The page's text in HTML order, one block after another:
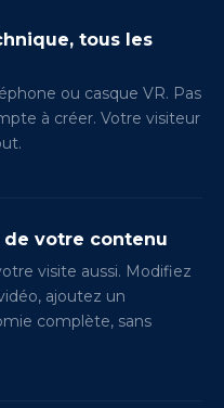
tous les
ou casque VR. Pas
à créer. Votre visiteur
votre contenu
visite aussi. Modifiez
ajoutez un
complète, sans